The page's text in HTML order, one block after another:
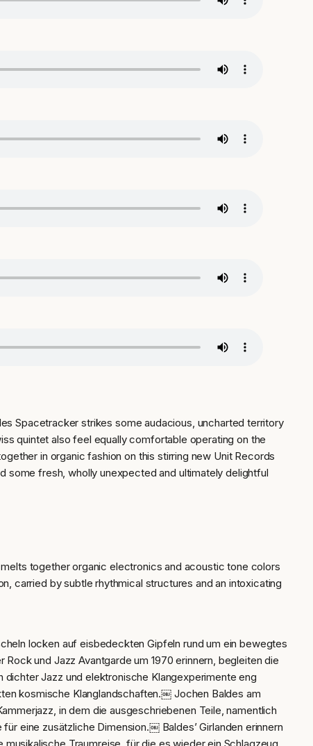
Spacetracker strikes some audacious, uncharted territory
quintet also feel equally comfortable operating on the
in organic fashion on this stirring new Unit Records
some fresh, wholly unexpected and ultimately delightful
together organic electronics and acoustic tone colors
carried by subtle rhythmical structures and an intoxicating
locken auf eisbedeckten Gipfeln rund um ein bewegtes
und Jazz Avantgarde um 1970 erinnern, begleiten die
Jazz und elektronische Klangexperimente eng
kosmische Klanglandschaften.￼ Jochen Baldes am
in dem die ausgeschriebenen Teile, namentlich
eine zusätzliche Dimension.￼ Baldes’ Girlanden erinnern